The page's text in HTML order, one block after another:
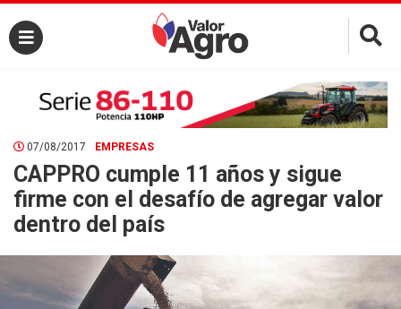
×
07/08/2017 EMPRESAS
CAPPRO cumple 11 años y sigue
firme con el desafío de agregar valor
dentro del país